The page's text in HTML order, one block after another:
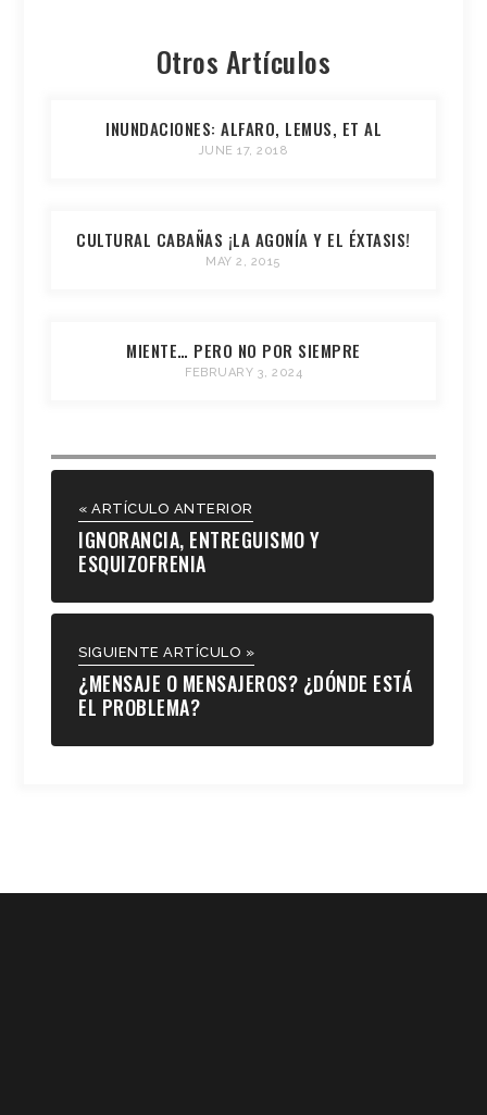
Otros Artículos
INUNDACIONES: ALFARO, LEMUS, ET AL
JUNE 17, 2018
CULTURAL CABAÑAS ¡LA AGONÍA Y EL ÉXTASIS!
MAY 2, 2015
MIENTE… PERO NO POR SIEMPRE
FEBRUARY 3, 2024
« ARTÍCULO ANTERIOR
IGNORANCIA, ENTREGUISMO Y
ESQUIZOFRENIA
SIGUIENTE ARTÍCULO »
¿MENSAJE O MENSAJEROS? ¿DÓNDE ESTÁ
EL PROBLEMA?